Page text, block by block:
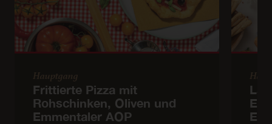
Hauptgang
Frittierte Pizza mit
Rohschinken, Oliven und
Emmentaler AOP